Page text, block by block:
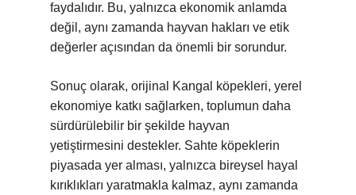
faydalıdır. Bu, yalnızca ekonomik anlamda
değil, aynı zamanda hayvan hakları ve etik
değerler açısından da önemli bir sorundur.
Sonuç olarak, orijinal Kangal köpekleri, yerel
ekonomiye katkı sağlarken, toplumun daha
sürdürülebilir bir şekilde hayvan
yetiştirmesini destekler. Sahte köpeklerin
piyasada yer alması, yalnızca bireysel hayal
kırıklıkları yaratmakla kalmaz, aynı zamanda